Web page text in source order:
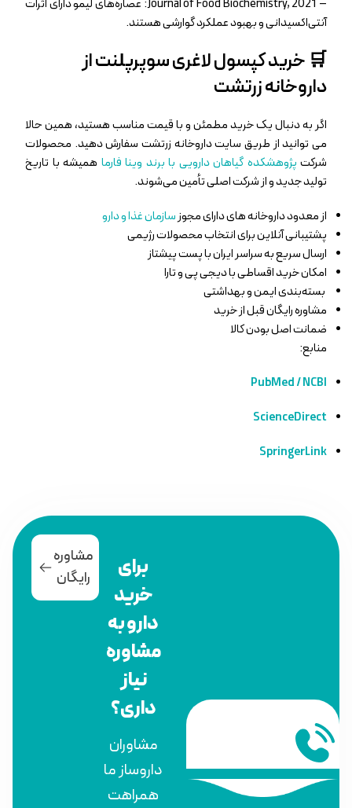
–
Journal of Food Biochemistry, 2021: عصاره‌های لیمو دارای اثرات
آنتی‌اکسیدانی و بهبود عملکرد گوارشی هستند.
🛒 خرید کپسول لاغری سوپرپلنت از
داروخانه زرتشت
اگر به دنبال یک خرید مطمئن و با قیمت مناسب هستید، همین حالا
می‌ توانید از طریق سایت داروخانه زرتشت سفارش دهید. محصولات
شرکت پژوهشکده گیاهان دارویی با برند وینا فارما همیشه با تاریخ
تولید جدید و از شرکت اصلی تأمین می‌شوند.
از معدود داروخانه های دارای مجوزسازمان غذا و دارو
پشتیبانی آنلاین برای انتخاب محصولات رژیمی
ارسال سریع به سراسر ایران با پست پیشتاز
امکان خرید اقساطی با دیجی پی و تارا
بسته‌بندی ایمن و بهداشتی
مشاوره رایگان قبل از خرید
ضمانت اصل بودن کالا
منابع:
PubMed / NCBI
ScienceDirect
SpringerLink
برای
خرید
دارو به
مشاوره
نیاز
داری؟
مشاوران
داروساز ما
همراهت
مشاوره
رایگان